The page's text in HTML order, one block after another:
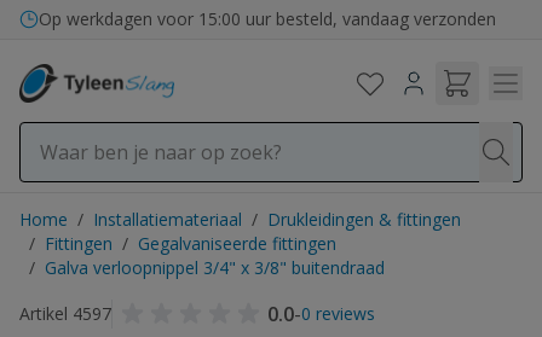
Ga naar de inhoud
Op werkdagen voor 15:00 uur besteld, vandaag verzonden
Home / Installatiemateriaal / Drukleidingen & fittingen
/ Fittingen / Gegalvaniseerde fittingen
/ Galva verloopnippel 3/4" x 3/8" buitendraad
Artikel 4597
0.0-0 reviews